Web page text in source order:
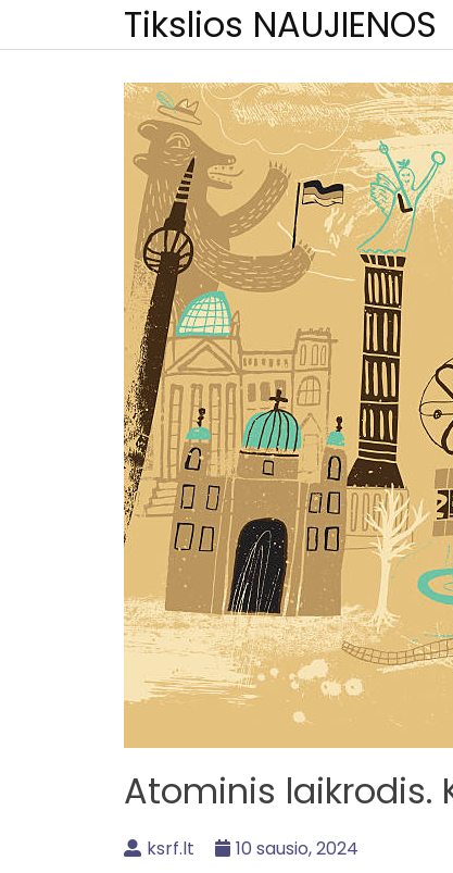
Tikslios NAUJIENOS
Atominis laikrodis.
ksrf.lt
10 sausio, 2024